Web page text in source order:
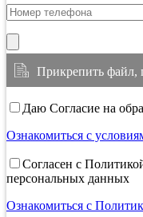
Прикрепить файл,
Даю Согласие на
Ознакомиться с
Согласен с
персональных данных
Ознакомиться с